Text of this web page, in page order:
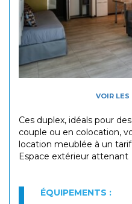
VOIR LES
Ces duplex, idéals pour
couple ou en colocation,
location meublée à un
​Espace extérieur attenant
ÉQUIPEMENTS :